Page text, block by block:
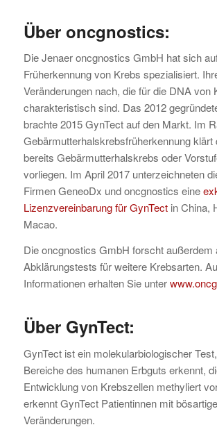
Über oncgnostics:
Die Jenaer oncgnostics GmbH hat sich
Früherkennung von Krebs spezialisiert.
Veränderungen nach, die für die DNA von
charakteristisch sind. Das 2012
brachte 2015 GynTect auf den Markt. Im
Gebärmutterhalskrebsfrüherkennung klärt
bereits Gebärmutterhalskrebs oder
vorliegen. Im April 2017 unterzeichneten
Firmen GeneoDx und oncgnostics eine
Lizenzvereinbarung für GynTectin China,
Macao.
Die oncgnostics GmbH forscht außerdem
Abklärungstests für weitere Krebsarten.
Informationen erhalten Sie unter
Über GynTect:
GynTect ist ein molekularbiologischer
Bereiche des humanen Erbguts erkennt,
Entwicklung von Krebszellen methyliert
erkennt GynTect Patientinnen mit
Veränderungen.